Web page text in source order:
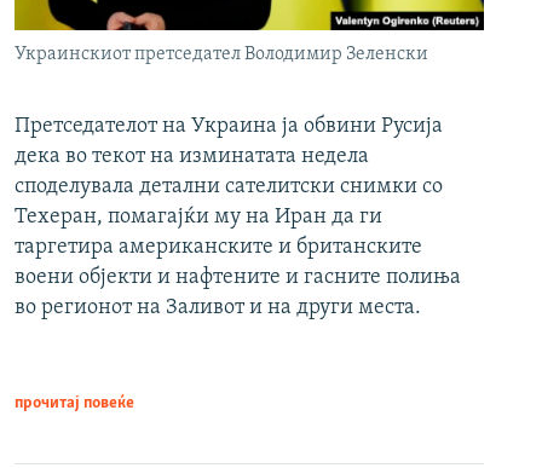
Украинскиот претседател Володимир Зеленски
Претседателот на Украина ја обвини Русија
дека во текот на изминатата недела
споделувала детални сателитски снимки со
Техеран, помагајќи му на Иран да ги
таргетира американските и британските
воени објекти и нафтените и гасните полиња
во регионот на Заливот и на други места.
прочитај повеќе